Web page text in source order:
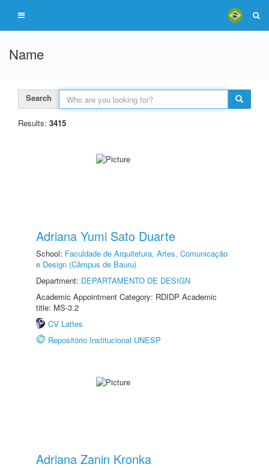
Name
Search
Results: 3415
Adriana Yumi Sato Duarte
School: Faculdade de Arquitetura, Artes, Comunicação
e Design (Câmpus de Bauru)
Department: DEPARTAMENTO DE DESIGN
Academic Appointment Category: RDIDP Academic
title: MS-3.2
CV Lattes
Repositório Institucional UNESP
Adriana Zanin Kronka